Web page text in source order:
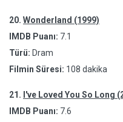
20. Wonderland (1999)
IMDB Puanı: 7.1
Türü: Dram
Filmin Süresi: 108 dakika
21. I've Loved You So Long
IMDB Puanı: 7.6